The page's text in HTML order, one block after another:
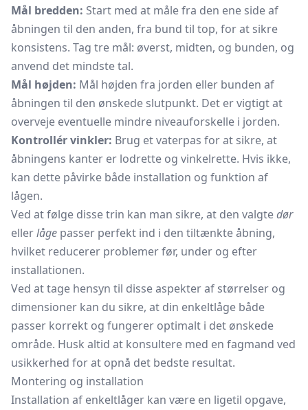
Mål bredden: Start med at måle fra den ene side af
åbningen til den anden, fra bund til top, for at sikre
konsistens. Tag tre mål: øverst, midten, og bunden, og
anvend det mindste tal.
Mål højden: Mål højden fra jorden eller bunden af
åbningen til den ønskede slutpunkt. Det er vigtigt at
overveje eventuelle mindre niveauforskelle i jorden.
Kontrollér vinkler: Brug et vaterpas for at sikre, at
åbningens kanter er lodrette og vinkelrette. Hvis ikke,
kan dette påvirke både installation og funktion af
lågen.
Ved at følge disse trin kan man sikre, at den valgtedør
ellerlåge passer perfekt ind i den tiltænkte åbning,
hvilket reducerer problemer før, under og efter
installationen.
Ved at tage hensyn til disse aspekter af størrelser og
dimensioner kan du sikre, at din enkeltlåge både
passer korrekt og fungerer optimalt i det ønskede
område. Husk altid at konsultere med en fagmand ved
usikkerhed for at opnå det bedste resultat.
Montering og installation
Installation af enkeltlåger kan være en ligetil opgave,